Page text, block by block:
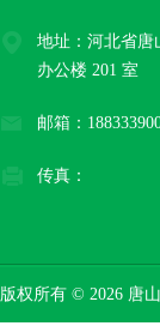
地址：河北省唐
办公楼 201 室
邮箱：
传真：
版权所有 © 2026 唐